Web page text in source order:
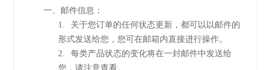
一、邮件信息：
1.
关于您订单的任何状态更新，都可以以邮件的
形式发送给您，您可在邮箱内直接进行操作。
2.
每类产品状态的变化将在一封邮件中发送给
您，请注意查看。